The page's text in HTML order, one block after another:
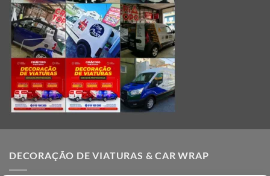
DECORAÇÃO DE VIATURAS & CAR WRAP